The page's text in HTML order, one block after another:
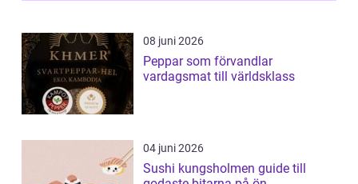
08 juni 2026
Peppar som förvandlar
vardagsmat till världsklass
04 juni 2026
Sushi kungsholmen guide till